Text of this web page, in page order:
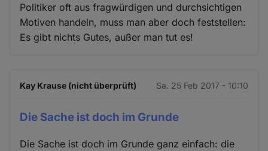
Politiker oft aus fragwürdigen und durchsichtigen
Motiven handeln, muss man aber doch feststellen:
Es gibt nichts Gutes, außer man tut es!
Kay Krause (nicht überprüft) Sa. 25 Feb 2017 - 10:10
Die Sache ist doch im Grunde
Die Sache ist doch im Grunde ganz einfach: die